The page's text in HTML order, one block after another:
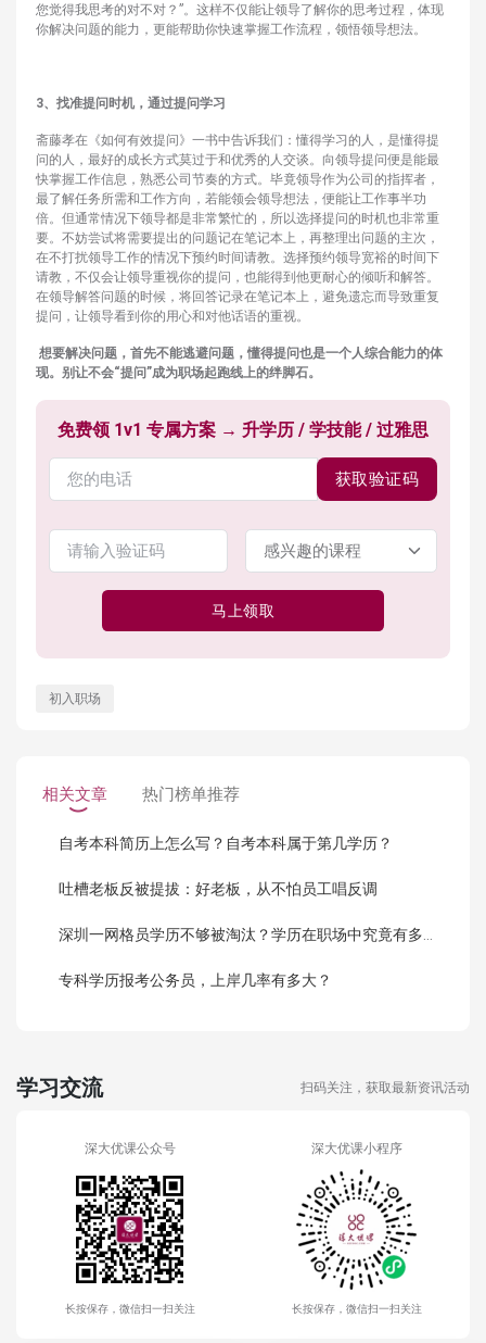
您觉得我思考的对不对？”。这样不仅能让领导了解你的思考过程，体现
你解决问题的能力，更能帮助你快速掌握工作流程，领悟领导想法。
3、找准提问时机，通过提问学习
斋藤孝在《如何有效提问》一书中告诉我们：懂得学习的人，是懂得提
问的人，最好的成长方式莫过于和优秀的人交谈。向领导提问便是能最
快掌握工作信息，熟悉公司节奏的方式。毕竟领导作为公司的指挥者，
最了解任务所需和工作方向，若能领会领导想法，便能让工作事半功
倍。但通常情况下领导都是非常繁忙的，所以选择提问的时机也非常重
要。不妨尝试将需要提出的问题记在笔记本上，再整理出问题的主次，
在不打扰领导工作的情况下预约时间请教。选择预约领导宽裕的时间下
请教，不仅会让领导重视你的提问，也能得到他更耐心的倾听和解答。
在领导解答问题的时候，将回答记录在笔记本上，避免遗忘而导致重复
提问，让领导看到你的用心和对他话语的重视。
想要解决问题，首先不能逃避问题，懂得提问也是一个人综合能力的体
现。别让不会“提问”成为职场起跑线上的绊脚石。
免费领 1v1 专属方案 → 升学历 / 学技能 / 过雅思
获取验证码
马上领取
初入职场
相关文章 热门榜单推荐
自考本科简历上怎么写？自考本科属于第几学历？
吐槽老板反被提拔：好老板，从不怕员工唱反调
深圳一网格员学历不够被淘汰？学历在职场中究竟有多重要？
专科学历报考公务员，上岸几率有多大？
学习交流 扫码关注，获取最新资讯活动
深大优课公众号
长按保存，微信扫一扫关注
深大优课小程序
长按保存，微信扫一扫关注